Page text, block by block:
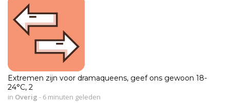
Extremen zijn voor dramaqueens, geef ons gewoon 18-
24°C, 2
in Overig - 6 minuten geleden